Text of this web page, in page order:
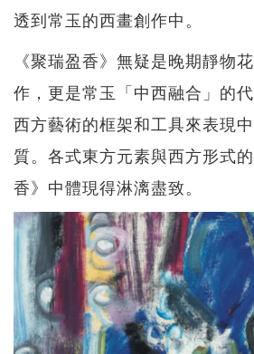
透到常玉的西畫創作中。
《聚瑞盈香》無疑是晚期靜物
作，更是常玉「中西融合」的
西方藝術的框架和工具來表現
質。各式東方元素與西方形式
香》中體現得淋漓盡致。